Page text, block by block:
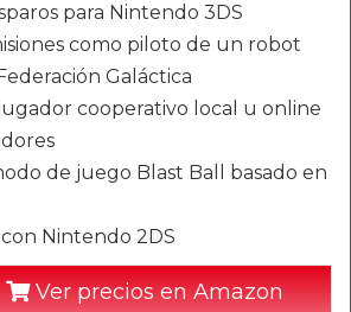
para Nintendo 3DS
como piloto de un robot
Galáctica
cooperativo local u online
de juego Blast Ball basado en
Nintendo 2DS
Ver precios en Amazon